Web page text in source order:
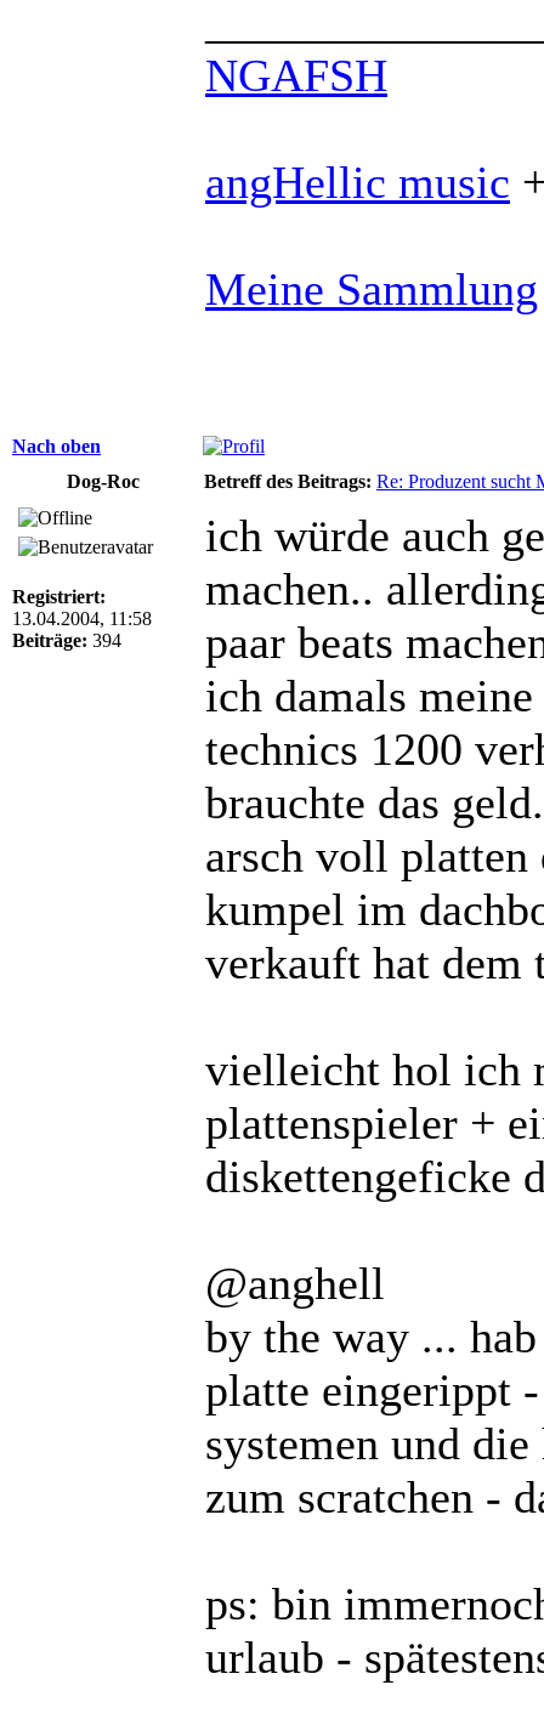
NGAFSH
angHellic music
Meine Sammlung
Nach oben
Dog-Roc
Betreff des Beitrags: Re: Produzent sucht
Registriert:
13.04.2004, 11:58
Beiträge: 394
ich würde auch
machen..
paar beats
ich damals
technics 1200
brauchte das
arsch voll
kumpel im
verkauft hat dem
vielleicht hol ich
plattenspieler +
diskettengeficke
@anghell
by the way ...
platte eingerippt
systemen und
zum scratchen -
ps: bin
urlaub -